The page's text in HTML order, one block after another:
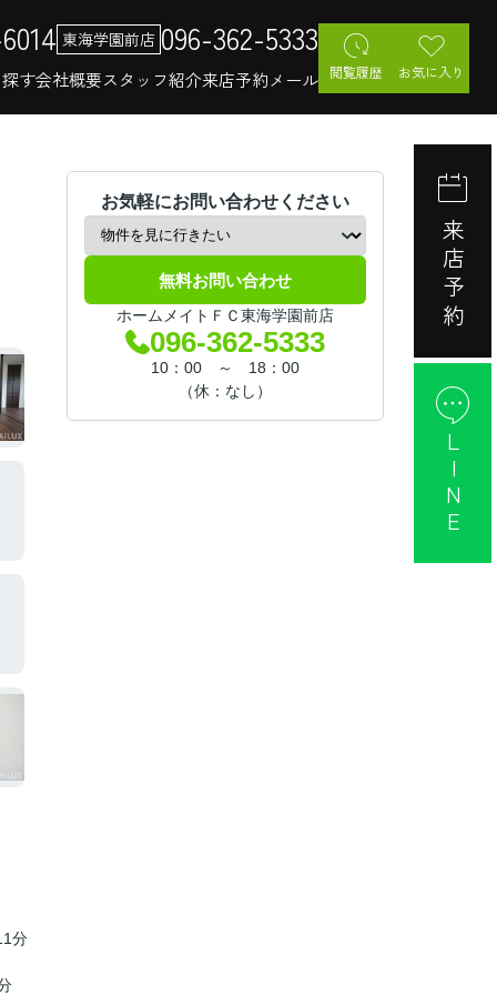
東海学園前店 096-362-5333
す会社概要スタッフ紹介来店予約メール 閲覧履歴 お気に入り
分
お気軽にお問い合わせください
無料お問い合わせ
ホームメイトＦＣ東海学園前店
096-362-5333
10：00 ～ 18：00
（休：なし）
来店予約
LINE